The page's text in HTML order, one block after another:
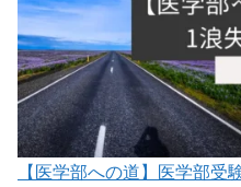
【医学部への道】医学部受